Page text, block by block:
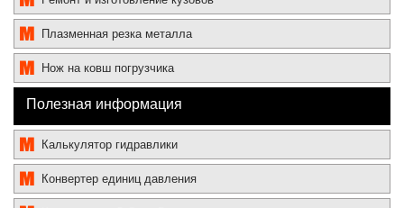
Плазменная резка металла
Нож на ковш погрузчика
Полезная информация
Калькулятор гидравлики
Конвертер единиц давления